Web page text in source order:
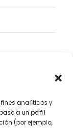
fines analíticos y
a un perfil
(por ejemplo,